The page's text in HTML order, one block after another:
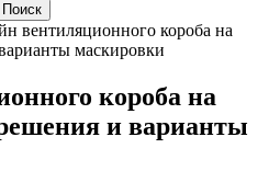
Поиск
вентиляционного короба на
маскировки
короба на
и варианты